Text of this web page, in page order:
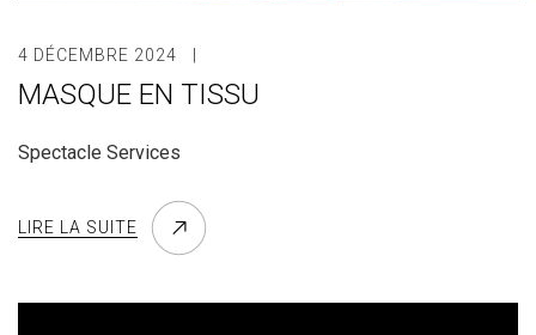
4 DÉCEMBRE 2024
MASQUE EN TISSU
Spectacle Services
LIRE LA SUITE